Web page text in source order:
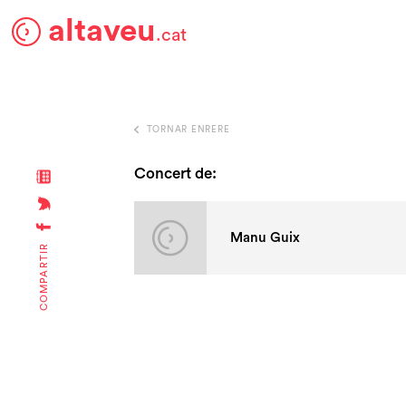
altaveu.cat
COMPARTIR
TORNAR ENRERE
Concert de:
Manu Guix